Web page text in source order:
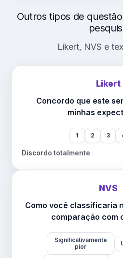
Outros tipos de
Likert, NVS e
Likert
Concordo que este
minhas
1 2 3
Discordo totalmente
NVS
Como você classificaria
comparação com
Significativamente
pior